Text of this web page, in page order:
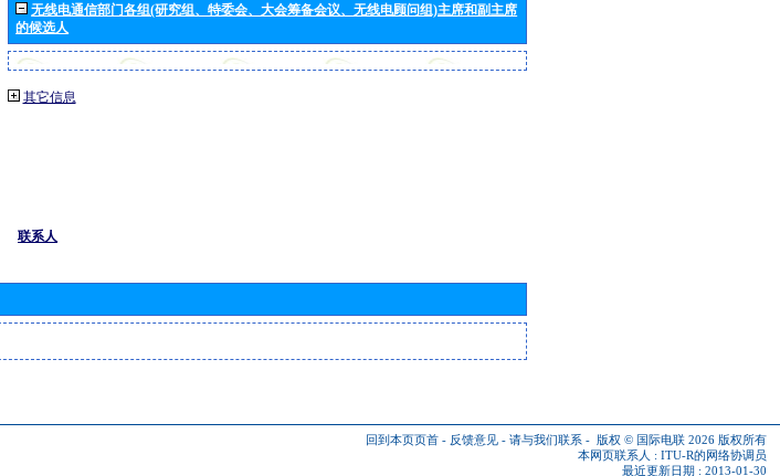
无线电通信部门各组(研究组、特委会、大会筹备会议、无线电顾问组)主席和副主席
的候选人
其它信息
联系人
回到本页页首 - 反馈意见 - 请与我们联系 - 版权 © 国际电联 2026 版权所有
本网页联系人 : ITU-R的网络协调员
最近更新日期 : 2013-01-30